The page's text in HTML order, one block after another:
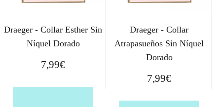
Draeger - Collar Esther Sin
Níquel Dorado
7,99€
Draeger - Collar
Atrapasueños Sin Níquel
Dorado
7,99€